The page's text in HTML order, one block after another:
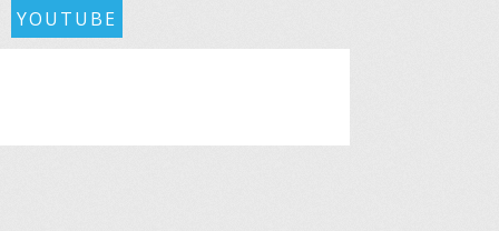
YOUTUBE